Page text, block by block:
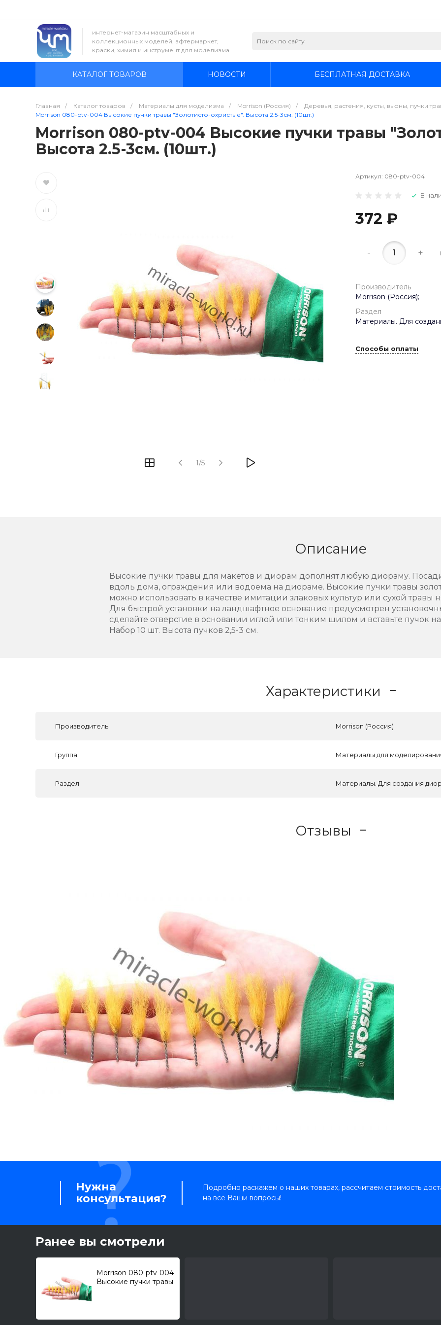
интернет-магазин масштабных и
коллекционных моделей, афтермаркет,
краски, химия и инструмент для моделизма
КАТАЛОГ ТОВАРОВ НОВОСТИ БЕСПЛАТНАЯ ДОСТАВКА
Главная / Каталог товаров / Материалы для моделизма / Morrison (Россия) / Деревья, растения, кусты, вьюны, пучки
Morrison 080-ptv-004 Высокие пучки травы "Золотисто-охристые". Высота 2.5-3см. (10шт.)
Morrison 080-ptv-004 Высокие пучки травы
Высота 2.5-3см. (10шт.)
1/5
Артикул: 080-ptv-004
В
372 ₽
- +
Производитель
Morrison (Россия);
Раздел
Материалы. Для
Способы оплаты
Описание
Высокие пучки травы для макетов и диорам дополнят любую диораму.
вдоль дома, ограждения или водоема на диораме. Высокие пучки травы
можно использовать в качестве имитации злаковых культур или сухой травы
Для быстрой установки на ландшафтное основание предусмотрен
сделайте отверстие в основании иглой или тонким шилом и вставьте пучок
Набор 10 шт. Высота пучков 2,5-3 см.
Характеристики
Производитель Morrison (Россия)
Группа Материалы для
Раздел Материалы. Для создания
Отзывы
Нужна
консультация?
Подробно раскажем о наших товарах, рассчитаем стоимость
на все Ваши вопросы!
Ранее вы смотрели
Morrison 080-ptv-004
Высокие пучки травы